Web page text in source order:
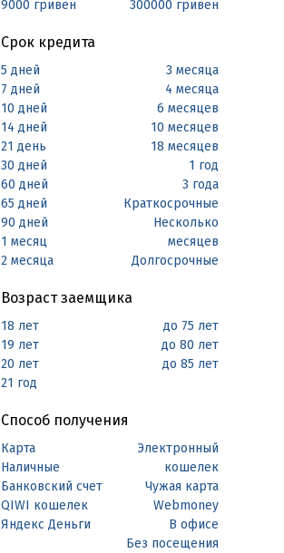
9000 гривен
300000 гривен
Срок кредита
5 дней
7 дней
10 дней
14 дней
21 день
30 дней
60 дней
65 дней
90 дней
1 месяц
2 месяца
3 месяца
4 месяца
6 месяцев
10 месяцев
18 месяцев
1 год
3 года
Краткосрочные
Несколько
месяцев
Долгосрочные
Возраст заемщика
18 лет
19 лет
20 лет
21 год
до 75 лет
до 80 лет
до 85 лет
Способ получения
Карта
Наличные
Банковский счет
QIWI кошелек
Яндекс Деньги
Электронный
кошелек
Чужая карта
Webmoney
В офисе
Без посещения